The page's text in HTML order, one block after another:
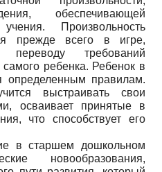
обеспечивающей
Произвольность
прежде всего в игре,
переводу требований
самого ребенка. Ребенок в
определенным правилам.
выстраивать свои
осваивает принятые в
что способствует его
в старшем дошкольном
новообразования,